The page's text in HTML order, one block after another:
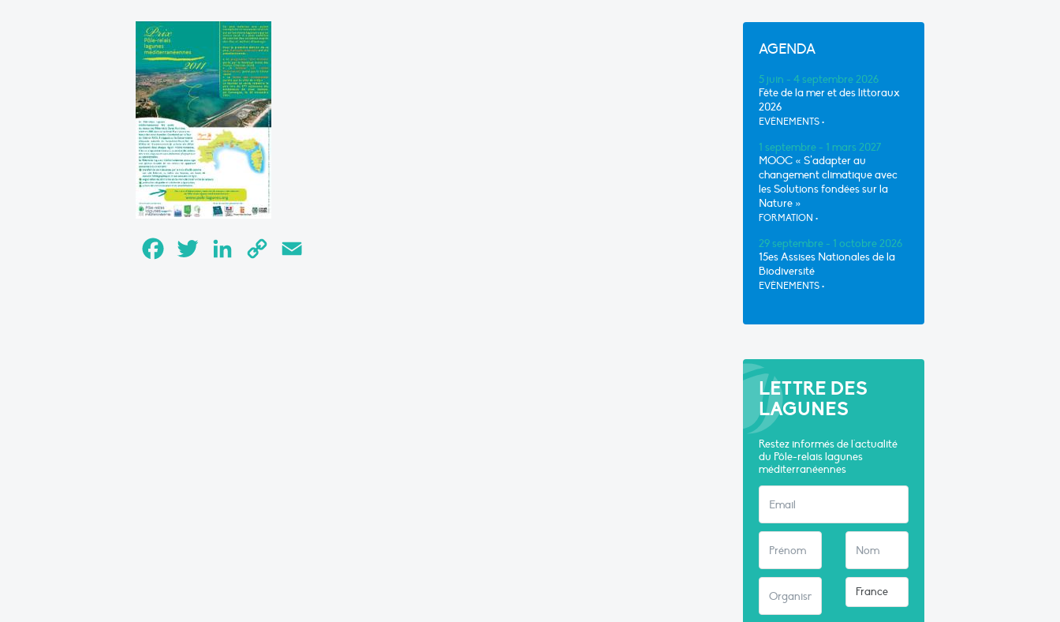
FacebookTwitter LinkedInCopy
AGENDA
5 juin - 4 septembre 2026
Fête de la mer et des littoraux
2026
EVÈNEMENTS •
1 septembre - 1 mars 2027
MOOC « S’adapter au
changement climatique avec
les Solutions fondées sur la
Nature »
FORMATION •
29 septembre - 1 octobre 2026
15es Assises Nationales de la
Biodiversité
EVÈNEMENTS •
LETTRE DES
LAGUNES
Restez informés de l'actualité
du Pôle-relais lagunes
méditerranéennes